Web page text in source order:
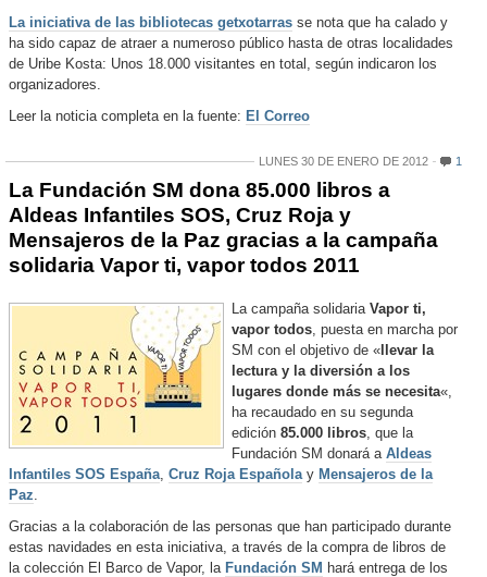
La iniciativa de las bibliotecas getxotarras se nota que ha calado y
ha sido capaz de atraer a numeroso público hasta de otras localidades
de Uribe Kosta: Unos 18.000 visitantes en total, según indicaron los
organizadores.
Leer la noticia completa en la fuente: El Correo
LUNES 30 DE ENERO DE 2012 1
La Fundación SM dona 85.000 libros a
Aldeas Infantiles SOS, Cruz Roja y
Mensajeros de la Paz gracias a la campaña
solidaria Vapor ti, vapor todos 2011
La campaña solidaria Vapor ti,
vapor todos, puesta en marcha por
SM con el objetivo de « llevar la
lectura y la diversión a los
lugares donde más se necesita«,
ha recaudado en su segunda
edición 85.000 libros, que la
Fundación SM donará a Aldeas
Infantiles SOS España, Cruz Roja Españolay Mensajeros de la
Paz.
Gracias a la colaboración de las personas que han participado durante
estas navidades en esta iniciativa, a través de la compra de libros de
la colección El Barco de Vapor, la Fundación SM hará entrega de los